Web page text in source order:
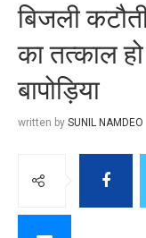
बिजली
का तत्काल
बापोड़िया
written by SUNIL NAMDEO